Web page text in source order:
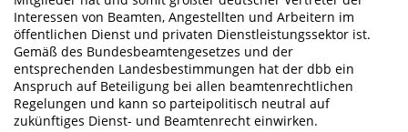
Interessen von Beamten, Angestellten und Arbeitern im
öffentlichen Dienst und privaten Dienstleistungssektor ist.
Gemäß des Bundesbeamtengesetzes und der
entsprechenden Landesbestimmungen hat der dbb ein
Anspruch auf Beteiligung bei allen beamtenrechtlichen
Regelungen und kann so parteipolitisch neutral auf
zukünftiges Dienst- und Beamtenrecht einwirken.